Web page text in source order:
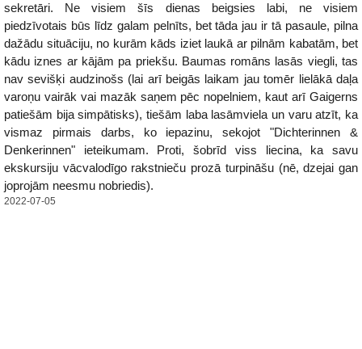
sekretāri. Ne visiem šīs dienas beigsies labi, ne visiem
piedzīvotais būs līdz galam pelnīts, bet tāda jau ir tā pasaule, pilna
dažādu situāciju, no kurām kāds iziet laukā ar pilnām kabatām, bet
kādu iznes ar kājām pa priekšu. Baumas romāns lasās viegli, tas
nav sevišķi audzinošs (lai arī beigās laikam jau tomēr lielākā daļa
varoņu vairāk vai mazāk saņem pēc nopelniem, kaut arī Gaigerns
patiešām bija simpātisks), tiešām laba lasāmviela un varu atzīt, ka
vismaz pirmais darbs, ko iepazinu, sekojot "Dichterinnen &
Denkerinnen" ieteikumam. Proti, šobrīd viss liecina, ka savu
ekskursiju vācvalodīgo rakstnieču prozā turpināšu (nē, dzejai gan
joprojām neesmu nobriedis).
2022-07-05